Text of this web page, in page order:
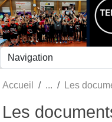
Accueil Les
Les
Panneau de gestion des